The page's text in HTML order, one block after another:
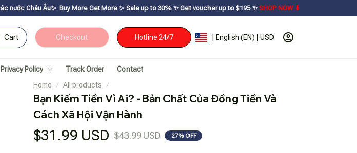
Buy More Get Moreㅤ ✨ㅤ Sale up to 30% ㅤ✨ㅤ Get voucher up to $195ㅤ ✨ㅤSHOP NOW ⬇
Cart Checkout Hotline 24/7 | English (EN) | USD
Policy Track Order
Contact
Home
All products
Bạn Kiếm Tiền Vì Ai? - Bản Chất Của Đồng Tiền Và
Cách Xã Hội Vận Hành
$31.99 USD $43.99 USD 27% OFF